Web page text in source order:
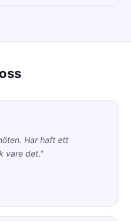
Har haft ett
vare det."